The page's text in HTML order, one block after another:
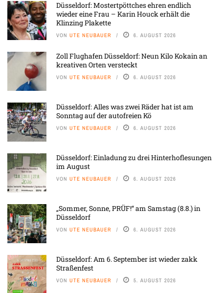
Düsseldorf: Mostertpöttches ehren endlich
wieder eine Frau – Karin Houck erhält die
Klinzing Plakette
VON UTE NEUBAUER 6. AUGUST 2026
Zoll Flughafen Düsseldorf: Neun Kilo Kokain an
kreativen Orten versteckt
VON UTE NEUBAUER 6. AUGUST 2026
Düsseldorf: Alles was zwei Räder hat ist am
Sonntag auf der autofreien Kö
VON UTE NEUBAUER 6. AUGUST 2026
Düsseldorf: Einladung zu drei Hinterhoflesungen
im August
VON UTE NEUBAUER 6. AUGUST 2026
„Sommer, Sonne, PRÜF!“ am Samstag (8.8.) in
Düsseldorf
VON UTE NEUBAUER 6. AUGUST 2026
Düsseldorf: Am 6. September ist wieder zakk
Straßenfest
VON UTE NEUBAUER 5. AUGUST 2026